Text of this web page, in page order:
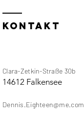
KONTAKT
Clara-Zetkin-Straße 30b
14612 Falkensee
Dennis.Eighteen@me.com